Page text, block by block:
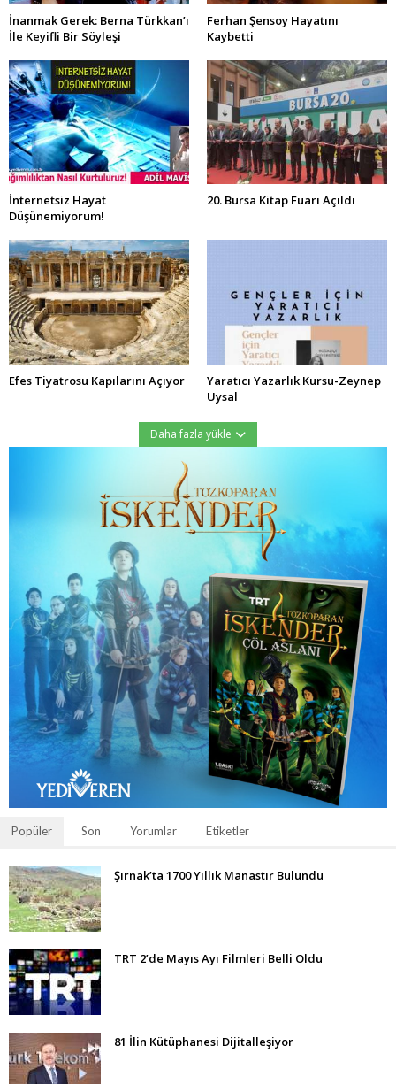
İnanmak Gerek: Berna Türkkan’ı
İle Keyifli Bir Söyleşi
Ferhan Şensoy Hayatını
Kaybetti
İnternetsiz Hayat
Düşünemiyorum!
20. Bursa Kitap Fuarı Açıldı
Efes Tiyatrosu Kapılarını Açıyor
Yaratıcı Yazarlık Kursu-Zeynep
Uysal
Daha fazla yükle
Popüler Son Yorumlar Etiketler
Şırnak’ta 1700 Yıllık Manastır Bulundu
TRT 2’de Mayıs Ayı Filmleri Belli Oldu
81 İlin Kütüphanesi Dijitalleşiyor